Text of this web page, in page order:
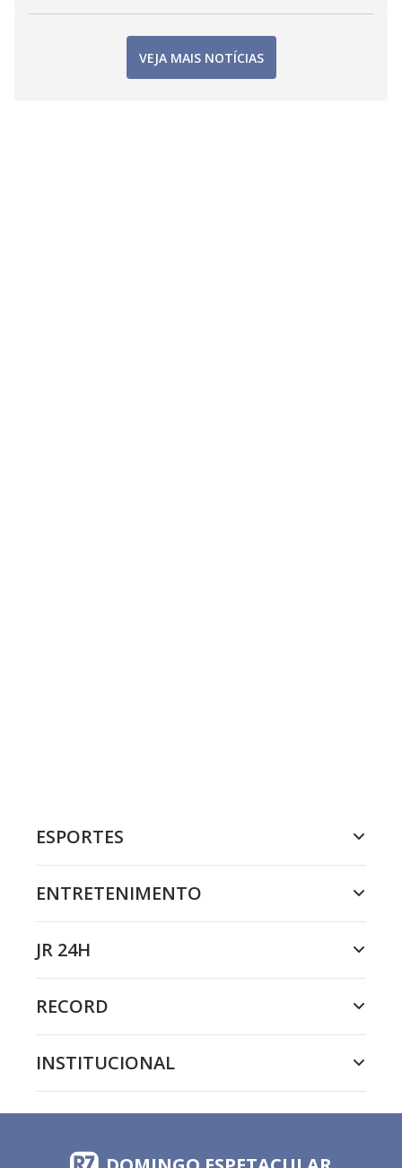
VEJA MAIS NOTÍCIAS
ESPORTES
ENTRETENIMENTO
JR 24H
RECORD
INSTITUCIONAL